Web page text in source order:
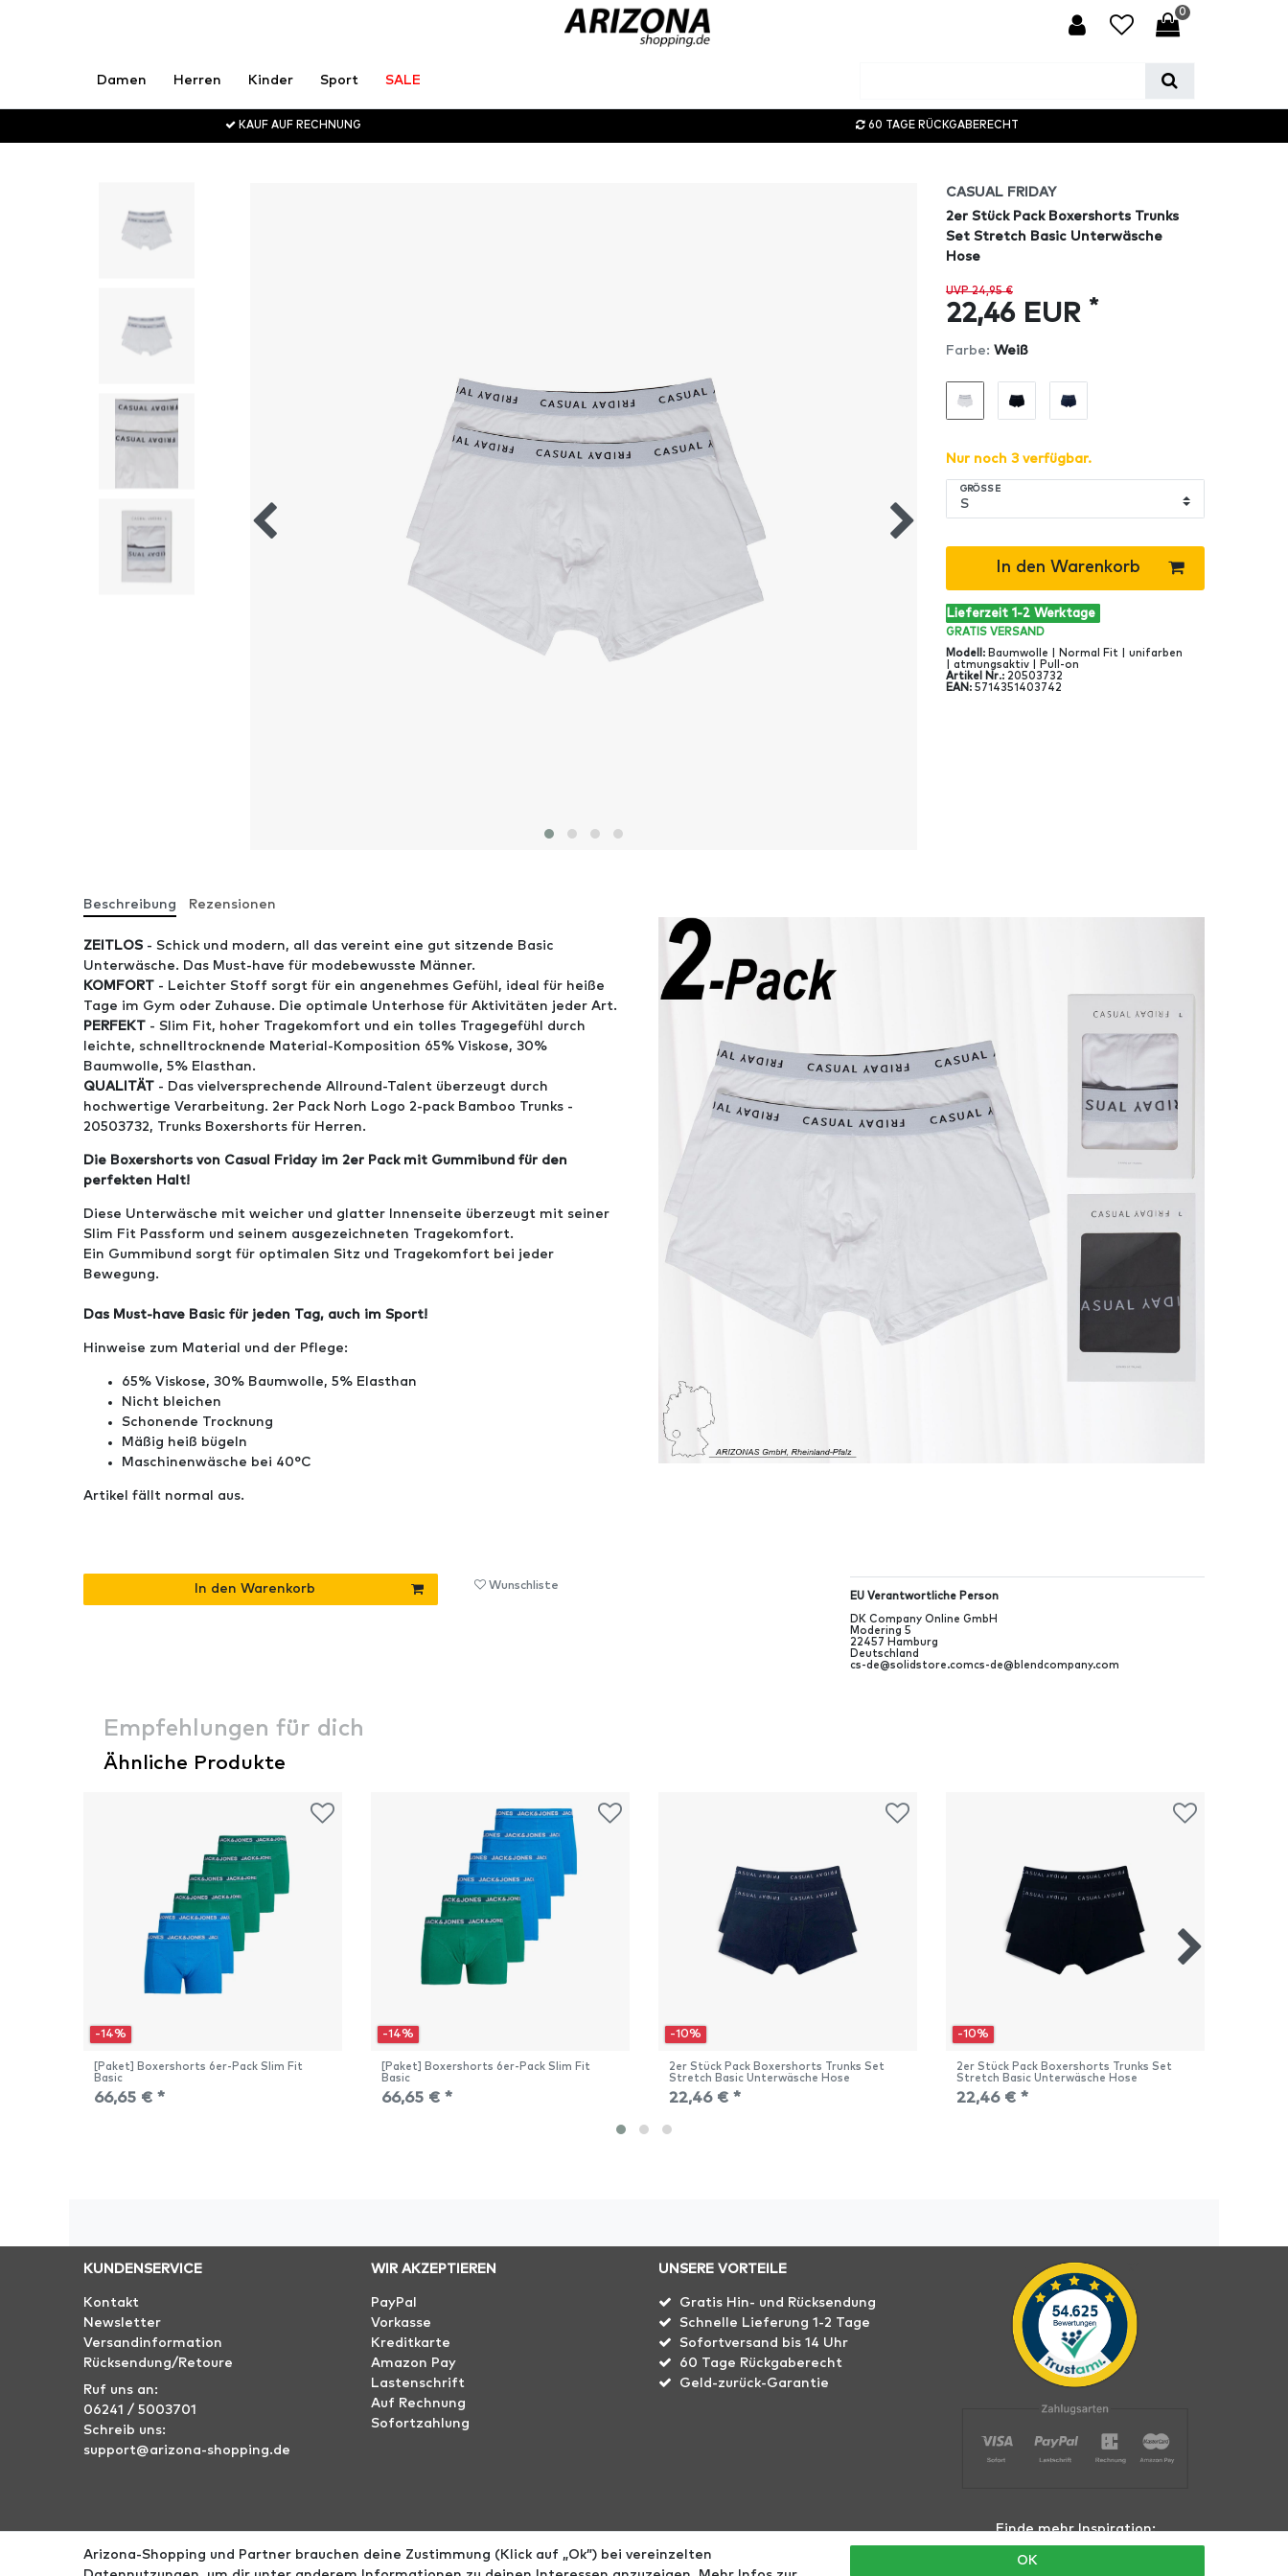
0
Damen Herren Kinder Sport SALE
KAUF AUF RECHNUNG 60 TAGE RÜCKGABERECHT
CASUAL FRIDAY
2er Stück Pack Boxershorts Trunks
Set Stretch Basic Unterwäsche
Hose
UVP 24,95 €
22,46 EUR *
Farbe: Weiß
Nur noch 3 verfügbar.
GRÖSSE
In den Warenkorb
Lieferzeit 1-2 Werktage
GRATIS VERSAND
Modell : Baumwolle | Normal Fit | unifarben
| atmungsaktiv | Pull-on
Artikel Nr.: 20503732
EAN : 5714351403742
Beschreibung Rezensionen
ZEITLOS - Schick und modern, all das vereint eine gut sitzende Basic
Unterwäsche. Das Must-have für modebewusste Männer.
KOMFORT - Leichter Stoff sorgt für ein angenehmes Gefühl, ideal für heiße
Tage im Gym oder Zuhause. Die optimale Unterhose für Aktivitäten jeder Art.
PERFEKT - Slim Fit, hoher Tragekomfort und ein tolles Tragegefühl durch
leichte, schnelltrocknende Material-Komposition 65% Viskose, 30%
Baumwolle, 5% Elasthan.
QUALITÄT - Das vielversprechende Allround-Talent überzeugt durch
hochwertige Verarbeitung. 2er Pack Norh Logo 2-pack Bamboo Trunks -
20503732, Trunks Boxershorts für Herren.
Die Boxershorts von Casual Friday im 2er Pack mit Gummibund für den
perfekten Halt!
Diese Unterwäsche mit weicher und glatter Innenseite überzeugt mit seiner
Slim Fit Passform und seinem ausgezeichneten Tragekomfort.
Ein Gummibund sorgt für optimalen Sitz und Tragekomfort bei jeder
Bewegung.
Das Must-have Basic für jeden Tag, auch im Sport!
Hinweise zum Material und der Pflege:
65% Viskose, 30% Baumwolle, 5% Elasthan
Nicht bleichen
Schonende Trocknung
Mäßig heiß bügeln
Maschinenwäsche bei 40°C
Artikel fällt normal aus.
In den Warenkorb Wunschliste
EU Verantwortliche Person
DK Company Online GmbH
Modering 5
22457 Hamburg
Deutschland
cs-de@solidstore.comcs-de@blendcompany.com
Empfehlungen für dich
Ähnliche Produkte
-14%
[Paket] Boxershorts 6er-Pack Slim Fit
Basic
66,65 € *
-14%
[Paket] Boxershorts 6er-Pack Slim Fit
Basic
66,65 € *
-10%
2er Stück Pack Boxershorts Trunks Set
Stretch Basic Unterwäsche Hose
22,46 € *
-10%
2er Stück Pack Boxershorts Trunks Set
Stretch Basic Unterwäsche Hose
22,46 € *
KUNDENSERVICE
Kontakt
Newsletter
Versandinformation
Rücksendung/Retoure
Ruf uns an:
06241 / 5003701
Schreib uns:
support@arizona-shopping.de
WIR AKZEPTIEREN
PayPal
Vorkasse
Kreditkarte
Amazon Pay
Lastenschrift
Auf Rechnung
Sofortzahlung
UNSERE VORTEILE
Gratis Hin- und Rücksendung
Schnelle Lieferung 1-2 Tage
Sofortversand bis 14 Uhr
60 Tage Rückgaberecht
Geld-zurück-Garantie
Impressum AGB Datenschutz Widerrufs­recht Größentabellen Blog EGOMAXX
Finde mehr Inspiration:
Arizona-Shopping und Partner brauchen deine Zustimmung (Klick auf „Ok”) bei vereinzelten
OK